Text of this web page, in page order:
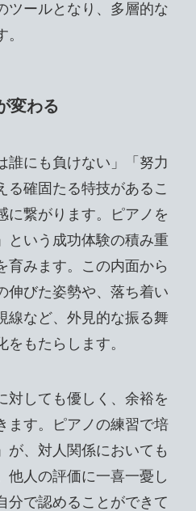
ツールとなり、多層的な
変わる
誰にも負けない」「努力
る確固たる特技があるこ
に繋がります。ピアノを
という成功体験の積み重
育みます。この内面から
伸びた姿勢や、落ち着い
線など、外見的な振る舞
もたらします。
対しても優しく、余裕を
ます。ピアノの練習で培
が、対人関係においても
他人の評価に一喜一憂し
分で認めることができて